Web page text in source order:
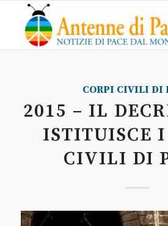
CORPI CIVILI DI
2015 – IL
ISTITUISCE I
CIVILI DI